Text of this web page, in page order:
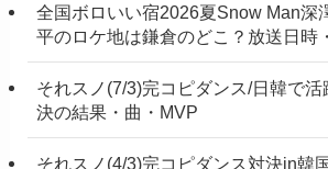
全国ボロいい宿2026夏Snow Man深
平のロケ地は鎌倉のどこ？放送日時
それスノ(7/3)完コピダンス/日韓で
決の結果・曲・MVP
それスノ(4/3)完コピダンス対決in韓